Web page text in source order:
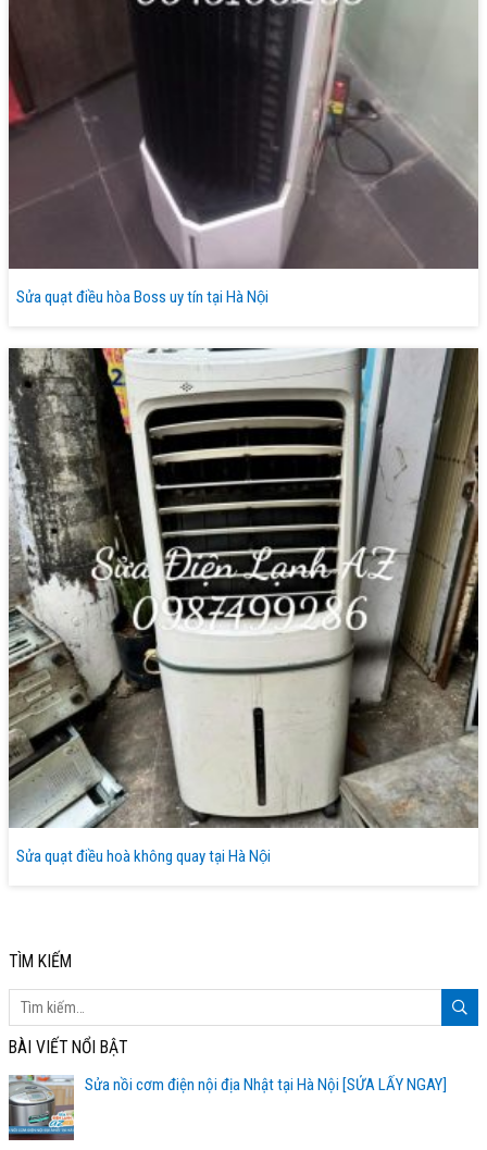
Sửa quạt điều hòa Boss uy tín tại Hà Nội
Sửa quạt điều hoà không quay tại Hà Nội
TÌM KIẾM
BÀI VIẾT NỔI BẬT
Sửa nồi cơm điện nội địa Nhật tại Hà Nội [SỬA LẤY NGAY]